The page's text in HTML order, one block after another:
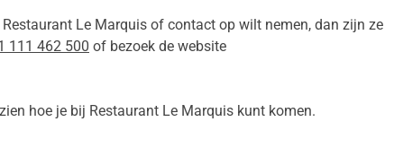
Le Marquis of contact op wilt nemen, dan zijn ze
111 462 500 of bezoek de website
hoe je bij Restaurant Le Marquis kunt komen.